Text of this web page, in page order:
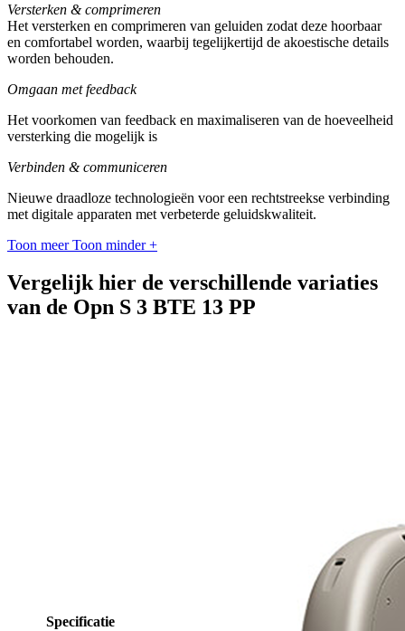
Versterken & comprimeren
Het versterken en comprimeren van geluiden zodat deze hoorbaar
en comfortabel worden, waarbij tegelijkertijd de akoestische details
worden behouden.
Omgaan met feedback
Het voorkomen van feedback en maximaliseren van de hoeveelheid
versterking die mogelijk is
Verbinden & communiceren
Nieuwe draadloze technologieën voor een rechtstreekse verbinding
met digitale apparaten met verbeterde geluidskwaliteit.
Toon meer Toon minder +
Vergelijk hier de verschillende variaties
van de Opn S 3 BTE 13 PP
Specificatie